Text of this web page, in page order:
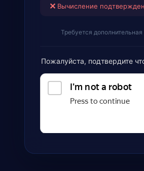
✕ Вычисление
Требуется дополнительная
Пожалуйста, подтвердите